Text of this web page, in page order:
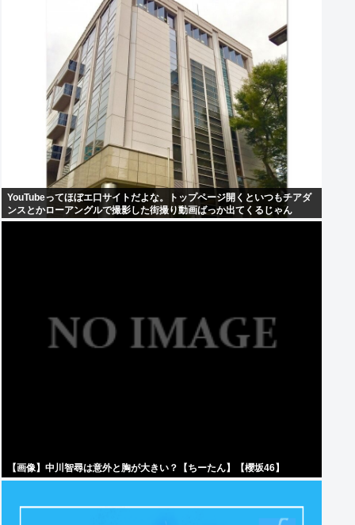
YouTubeってほぼエ口サイトだよな。トップページ開くといつもチアダ
ンスとかローアングルで撮影した街撮り動画ばっか出てくるじゃん
【画像】中川智尋は意外と胸が大きい？【ちーたん】【櫻坂46】